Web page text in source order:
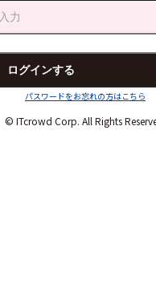
パスワードをお忘れの方はこちら
© ITcrowd Corp. All Rights